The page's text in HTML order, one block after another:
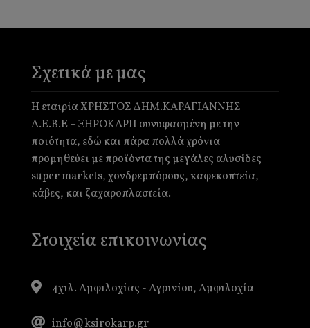
Σχετικά με μας
Η εταιρία ΧΡΗΣΤΟΣ ΔΗΜ.ΚΑΡΑΓΙΑΝΝΗΣ
Α.Ε.Β.Ε – ΞΗΡΟΚΑΡΠ συνυφασμένη με την
ποιότητα, εδώ και πάρα πολλά χρόνια
προμηθεύει με προϊόντα της μεγάλες αλυσίδες
super markets, χονδρεμπόρους, καφεκοπτεία,
κάβες, και ζαχαροπλαστεία.
Στοιχεία επικοινωνίας
4χιλ. Αμφιλοχίας - Αγρινίου, Αμφιλοχία
info@ksirokarp.gr